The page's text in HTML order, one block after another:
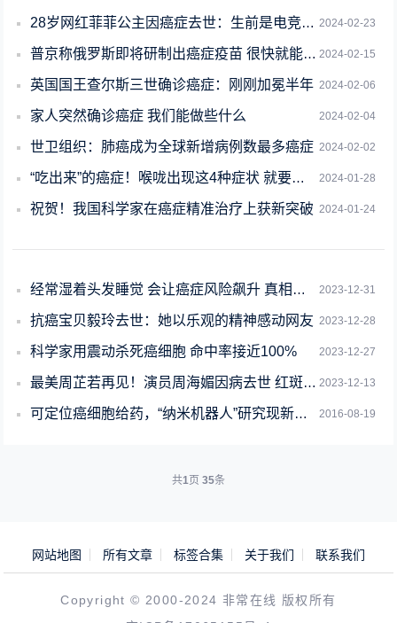
2024-02-23
28岁网红菲菲公主因癌症去世：生前是电竞教练 经常熬夜不喝水
2024-02-15
普京称俄罗斯即将研制出癌症疫苗 很快就能给患者使用 网友大赞：愿世上无癌
2024-02-06
英国国王查尔斯三世确诊癌症：刚刚加冕半年
2024-02-04
家人突然确诊癌症 我们能做些什么
2024-02-02
世卫组织：肺癌成为全球新增病例数最多癌症
2024-01-28
“吃出来”的癌症！喉咙出现这4种症状 就要小心了
2024-01-24
祝贺！我国科学家在癌症精准治疗上获新突破
2023-12-31
经常湿着头发睡觉 会让癌症风险飙升 真相来了
2023-12-28
抗癌宝贝毅玲去世：她以乐观的精神感动网友
2023-12-27
科学家用震动杀死癌细胞 命中率接近100%
2023-12-13
最美周芷若再见！演员周海媚因病去世 红斑狼疮曾被称为世界三大疑难病
2016-08-19
可定位癌细胞给药，“纳米机器人”研究现新突破
共1页 35条
网站地图 所有文章 标签合集 关于我们 联系我们
Copyright © 2000-2024 非常在线 版权所有